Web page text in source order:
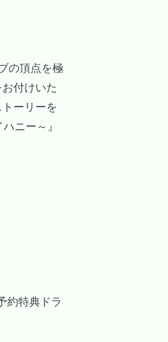
の頂点を極
付けいた
ーリーを
ニー～』
約特典ドラ